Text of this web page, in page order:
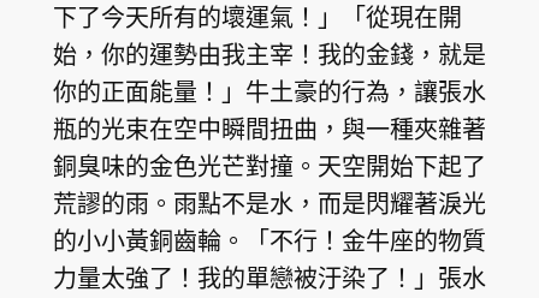
下了今天所有的壞運氣！」「從現在開
始，你的運勢由我主宰！我的金錢，就是
你的正面能量！」牛土豪的行為，讓張水
瓶的光束在空中瞬間扭曲，與一種夾雜著
銅臭味的金色光芒對撞。天空開始下起了
荒謬的雨。雨點不是水，而是閃耀著淚光
的小小黃銅齒輪。「不行！金牛座的物質
力量太強了！我的單戀被汙染了！」張水